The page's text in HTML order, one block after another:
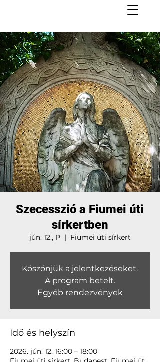
Szecesszió a Fiumei úti
sírkertben
jún. 12., P
  |
Fiumei úti sírkert
Köszönjük a jelentkezéseket.
A program betelt.
Egyéb rendezvények
Idő és helyszín
2026. jún. 12. 16:00 – 18:00